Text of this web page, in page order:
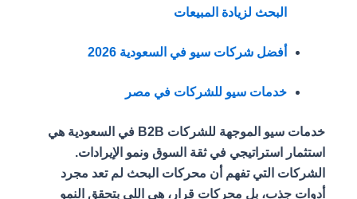
البحث لزيادة المبيعات
أفضل شركات سيو في السعودية 2026
خدمات سيو للشركات في مصر
خدمات سيو الموجهة للشركات B2B في السعودية هي
استثمار استراتيجي في ثقة السوق ونمو الإيرادات.
الشركات التي تفهم أن محركات البحث لم تعد مجرد
أدوات جذب، بل محركات قرار، هي اللي بتحقق النمو